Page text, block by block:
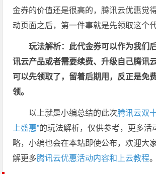
金券的价值还是很高的，腾讯云优惠觉
动页面之后，第一件事就是先领取这个代
玩法解析：此代金券可以作为我们
讯云产品或者需要续费、升级自己腾讯
可以先领取了，留着后期用，反正是免
领。
以上就是小编总结的此次腾讯云双
上盛惠”的玩法解析，仅供参考，更多活
略，小编也会在本站即使公布，欢迎大
解更多腾讯云优惠活动内容和上云教程。